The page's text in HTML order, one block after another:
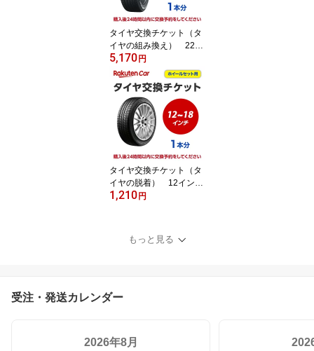
タイヤ交換チケット（タ
イヤの組み換え） 22イ
ンチ - 【1本】 タイヤ
の脱着・バランス調整込
み【ゴムバルブ交換・タ
イヤ廃棄別】
5,170円
タイヤ交換チケット（タ
イヤの脱着） 12インチ
～18インチ - 【1本】
1,210円
もっと見る
受注・発送カレンダー
2026年8月